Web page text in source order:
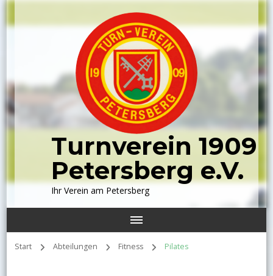
Turnverein 1909
Petersberg e.V.
Ihr Verein am Petersberg
Start Abteilungen Fitness Pilates